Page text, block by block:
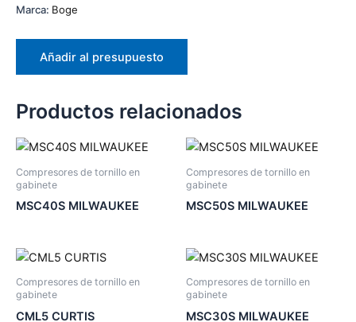
Marca: Boge
Añadir al presupuesto
Productos relacionados
Compresores de tornillo en
gabinete
MSC40S MILWAUKEE
Compresores de tornillo en
gabinete
MSC50S MILWAUKEE
Compresores de tornillo en
gabinete
CML5 CURTIS
Compresores de tornillo en
gabinete
MSC30S MILWAUKEE